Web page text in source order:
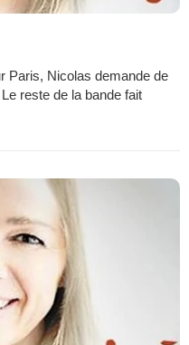
Paris, Nicolas demande de
reste de la bande fait